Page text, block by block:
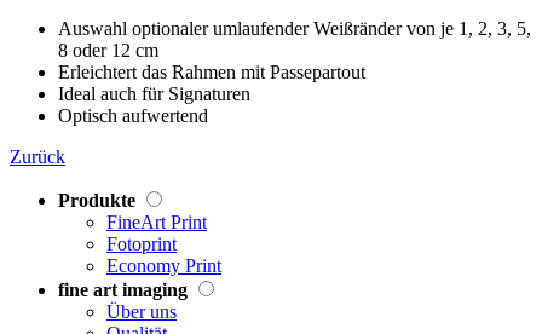
Auswahl optionaler umlaufender Weißränder von je 1, 2, 3, 5,
8 oder 12 cm
Erleichtert das Rahmen mit Passepartout
Ideal auch für Signaturen
Optisch aufwertend
Zurück
Produkte
FineArt Print
Fotoprint
Economy Print
fine art imaging
Über uns